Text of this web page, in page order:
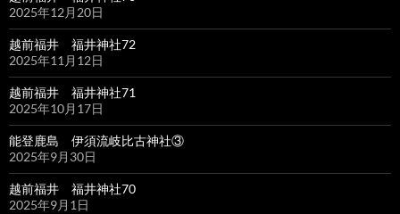
2025年12月20日
越前福井 福井神社72
2025年11月12日
越前福井 福井神社71
2025年10月17日
能登鹿島 伊須流岐比古神社③
2025年9月30日
越前福井 福井神社70
2025年9月1日